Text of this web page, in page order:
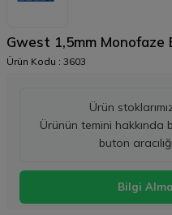
Gwest 1,5mm Monofaze
Ürün Kodu : 3603
Ürün
Ürünün temini hakkında
buton
Bilgi